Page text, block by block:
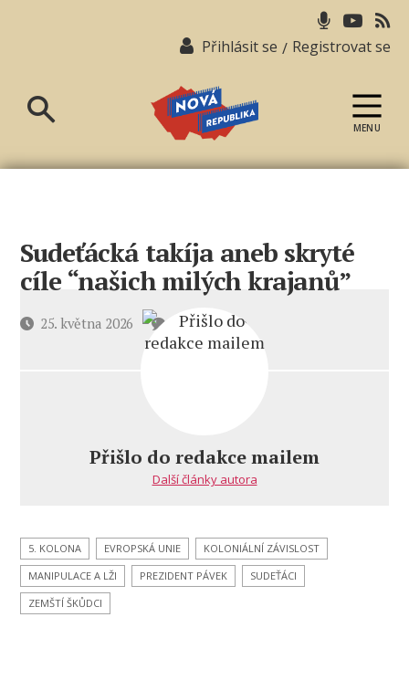
Přihlásit se / Registrovat se
republika
MENU
Sudeťácká takíja aneb skryté
cíle “našich milých krajanů”
Datum25. května 2026 3 komentářeu
textu
skryté
cíle
krajanů”
Přišlo do redakce mailem
Další články autora
5. KOLONA EVROPSKÁ UNIE
KOLONIÁLNÍ ZÁVISLOST
MANIPULACE A LŽI
PREZIDENT PÁVEK
SUDEŤÁCI
ZEMŠTÍ ŠKŮDCI